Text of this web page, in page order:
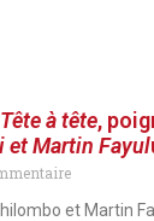
Tête à tête,
et Martin Fayul
et Martin